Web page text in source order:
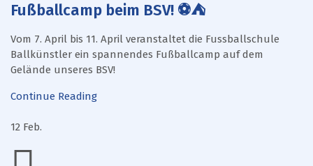
Fußballcamp beim BSV! ⚽⛺️
Vom 7. April bis 11. April veranstaltet die Fussballschule
Ballkünstler ein spannendes Fußballcamp auf dem
Gelände unseres BSV!
Continue Reading
12 Feb.